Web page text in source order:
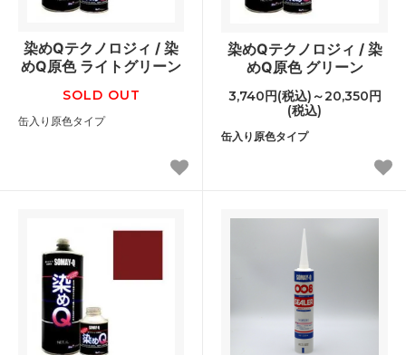
染めQテクノロジィ / 染
めQ原色 ライトグリーン
SOLD OUT
缶入り原色タイプ
染めQテクノロジィ / 染
めQ原色 グリーン
3,740円(税込)～20,350円
(税込)
缶入り原色タイプ